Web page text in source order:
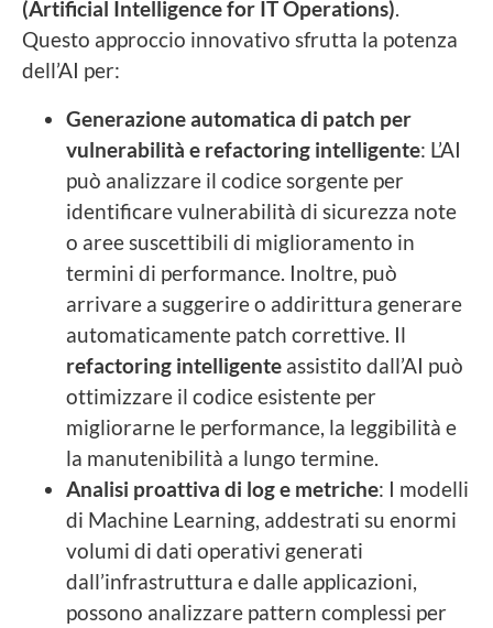
(Artificial Intelligence for IT Operations).
Questo approccio innovativo sfrutta la potenza
dell’AI per:
Generazione automatica di patch per
vulnerabilità e refactoring intelligente: L’AI
può analizzare il codice sorgente per
identificare vulnerabilità di sicurezza note
o aree suscettibili di miglioramento in
termini di performance. Inoltre, può
arrivare a suggerire o addirittura generare
automaticamente patch correttive. Il
refactoring intelligente assistito dall’AI può
ottimizzare il codice esistente per
migliorarne le performance, la leggibilità e
la manutenibilità a lungo termine.
Analisi proattiva di log e metriche: I modelli
di Machine Learning, addestrati su enormi
volumi di dati operativi generati
dall’infrastruttura e dalle applicazioni,
possono analizzare pattern complessi per